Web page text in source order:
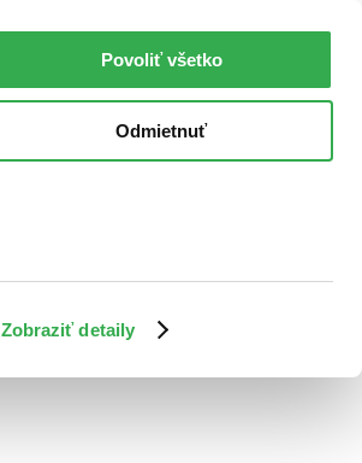
Zobraziť detaily
Povoliť všetko
Odmietnuť